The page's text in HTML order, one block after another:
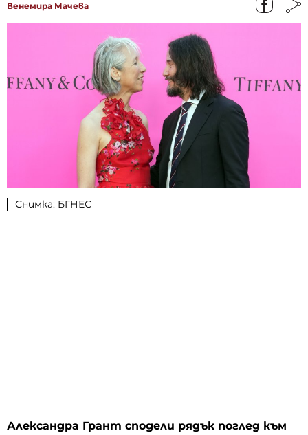
Венемира Мачева
Снимка: БГНЕС
Александра Грант сподели рядък поглед към